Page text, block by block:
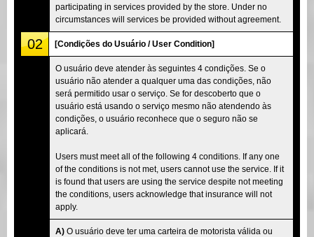
participating in services provided by the store. Under no
circumstances will services be provided without agreement.
02 [Condições do Usuário / User Condition]
O usuário deve atender às seguintes 4 condições. Se o
usuário não atender a qualquer uma das condições, não
será permitido usar o serviço. Se for descoberto que o
usuário está usando o serviço mesmo não atendendo às
condições, o usuário reconhece que o seguro não se
aplicará.
Users must meet all of the following 4 conditions. If any one
of the conditions is not met, users cannot use the service. If it
is found that users are using the service despite not meeting
the conditions, users acknowledge that insurance will not
apply.
A) O usuário deve ter uma carteira de motorista válida ou